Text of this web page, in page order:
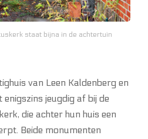
staat bijna in de achtertuin
van Leen Kaldenberg en
jeugdig af bij de
die achter hun huis een
Beide monumenten